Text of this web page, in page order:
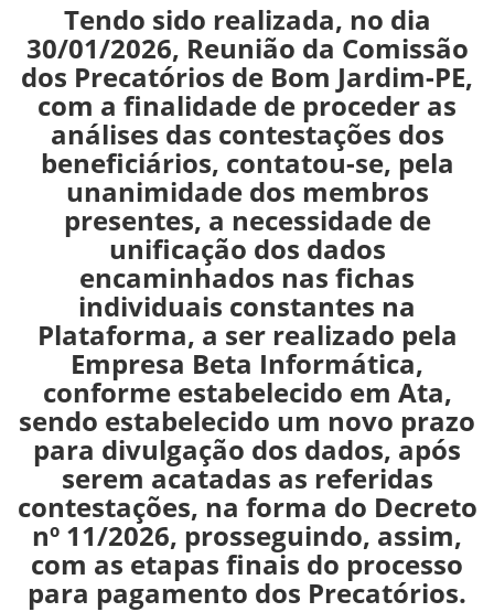
Tendo sido realizada, no dia
30/01/2026, Reunião da Comissão
dos Precatórios de Bom Jardim-PE,
com a finalidade de proceder as
análises das contestações dos
beneficiários, contatou-se, pela
unanimidade dos membros
presentes, a necessidade de
unificação dos dados
encaminhados nas fichas
individuais constantes na
Plataforma, a ser realizado pela
Empresa Beta Informática,
conforme estabelecido em Ata,
sendo estabelecido um novo prazo
para divulgação dos dados, após
serem acatadas as referidas
contestações, na forma do Decreto
nº 11/2026, prosseguindo, assim,
com as etapas finais do processo
para pagamento dos Precatórios.